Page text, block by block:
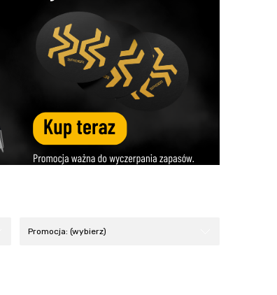
Promocja: (wybierz)